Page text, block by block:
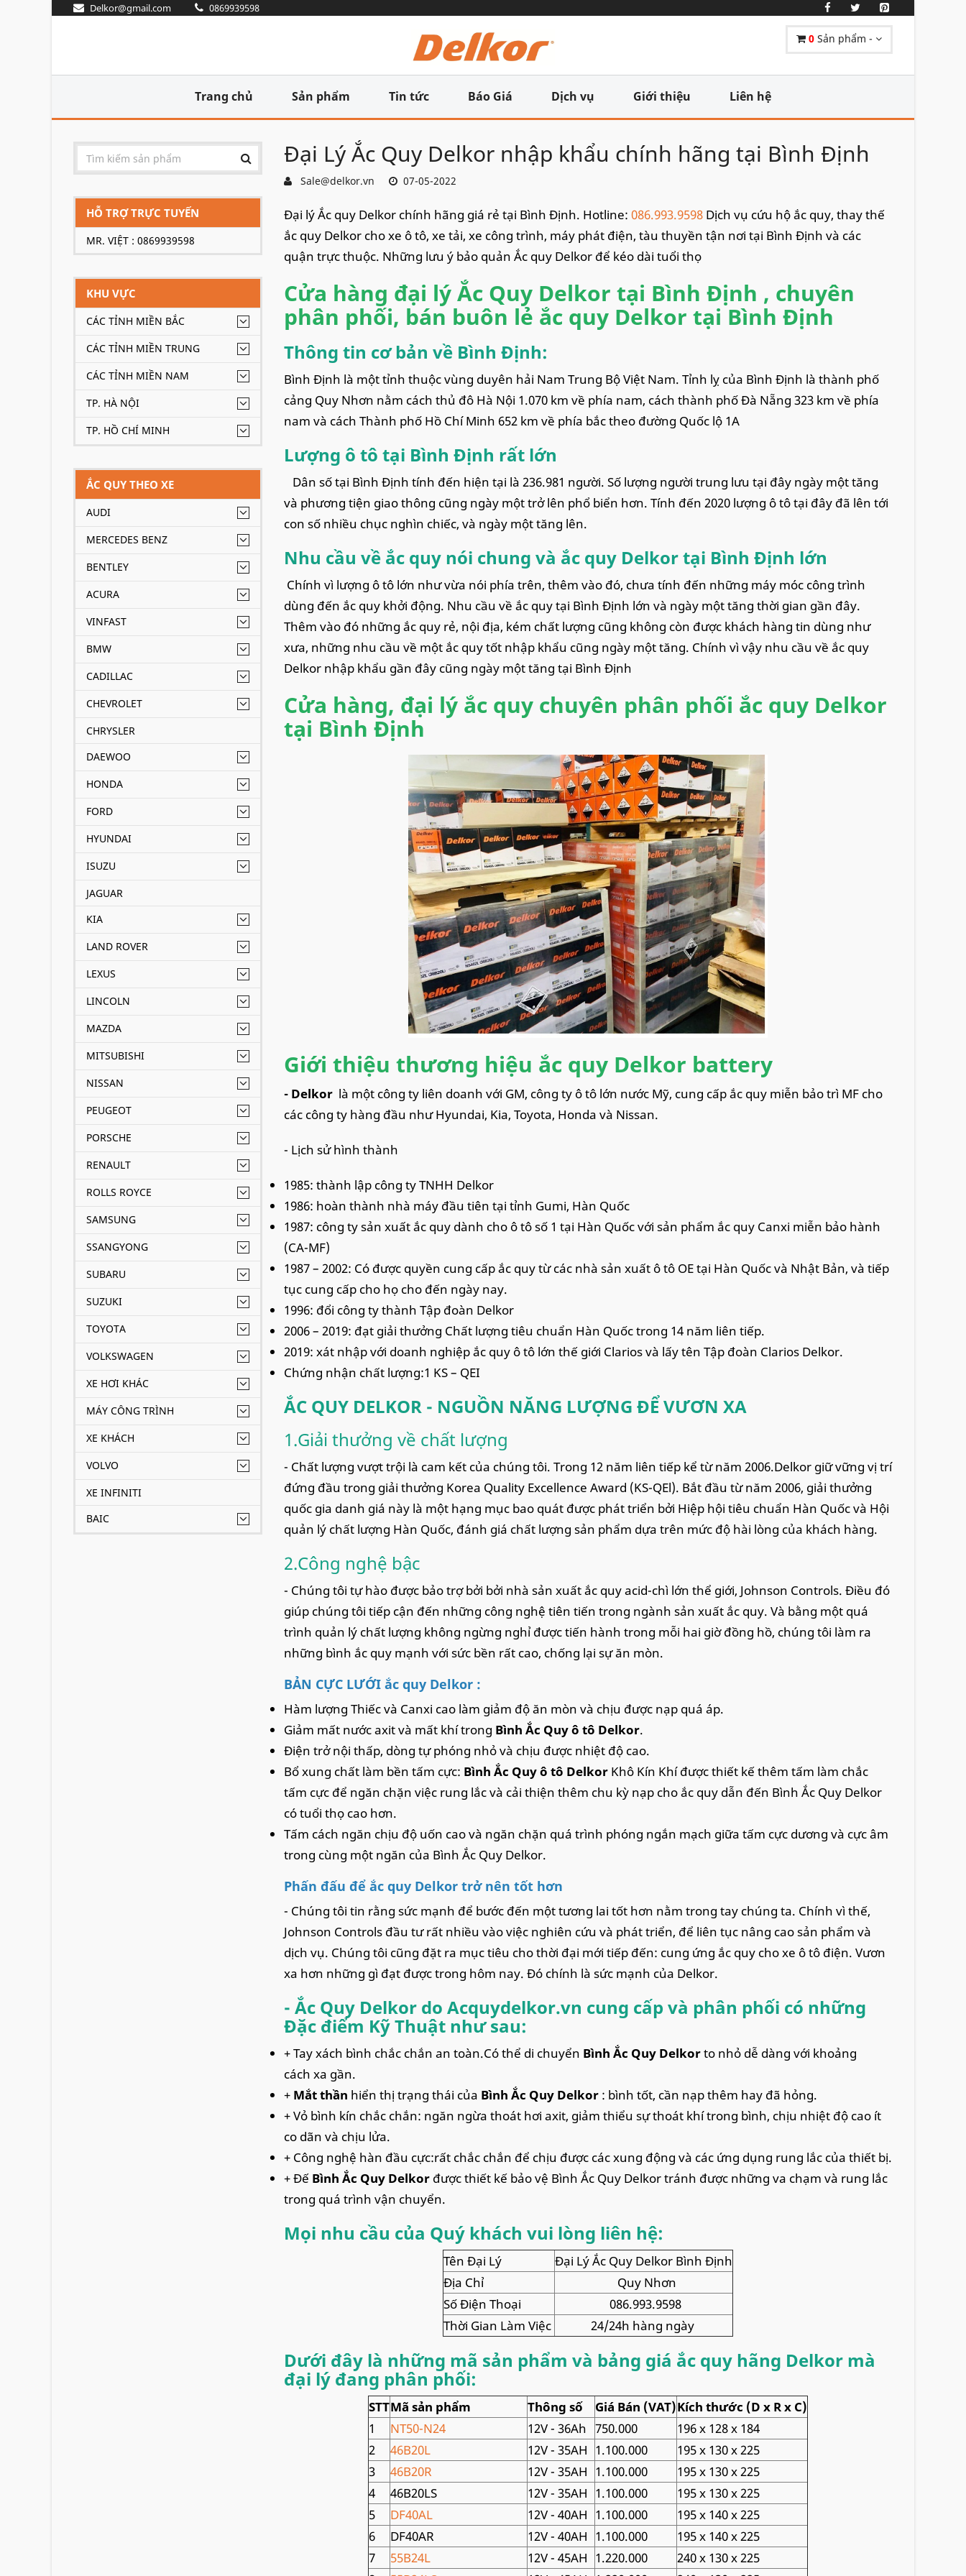
Delkor@gmail.com 0869939598
0 Sản phẩm -
Trang chủ Sản phẩm Tin tức Báo Giá Dịch vụ Giới thiệu Liên hệ
HỖ TRỢ TRỰC TUYẾN
MR. VIỆT : 0869939598
KHU VỰC
CÁC TỈNH MIỀN BẮC
CÁC TỈNH MIỀN TRUNG
CÁC TỈNH MIỀN NAM
TP. HÀ NỘI
TP. HỒ CHÍ MINH
ẮC QUY THEO XE
AUDI
MERCEDES BENZ
BENTLEY
ACURA
VINFAST
BMW
CADILLAC
CHEVROLET
CHRYSLER
DAEWOO
HONDA
FORD
HYUNDAI
ISUZU
JAGUAR
KIA
LAND ROVER
LEXUS
LINCOLN
MAZDA
MITSUBISHI
NISSAN
PEUGEOT
PORSCHE
RENAULT
ROLLS ROYCE
SAMSUNG
SSANGYONG
SUBARU
SUZUKI
TOYOTA
VOLKSWAGEN
XE HƠI KHÁC
MÁY CÔNG TRÌNH
XE KHÁCH
VOLVO
XE INFINITI
BAIC
Đại Lý Ắc Quy Delkor nhập khẩu chính hãng tại Bình Định
Sale@delkor.vn 07-05-2022
Đại lý Ắc quy Delkor chính hãng giá rẻ tại Bình Định. Hotline: 086.993.9598Dịch vụ cứu hộ ắc quy, thay thế
ắc quy Delkor cho xe ô tô, xe tải, xe công trình, máy phát điện, tàu thuyền tận nơi tại Bình Định và các
quận trực thuộc. Những lưu ý bảo quản Ắc quy Delkor để kéo dài tuổi thọ
Cửa hàng đại lý Ắc Quy Delkor tại Bình Định , chuyên
phân phối, bán buôn lẻ ắc quy Delkor tại Bình Định
Thông tin cơ bản về Bình Định:
Bình Định là một tỉnh thuộc vùng duyên hải Nam Trung Bộ Việt Nam. Tỉnh lỵ của Bình Định là thành phố
cảng Quy Nhơn nằm cách thủ đô Hà Nội 1.070 km về phía nam, cách thành phố Đà Nẵng 323 km về phía
nam và cách Thành phố Hồ Chí Minh 652 km về phía bắc theo đường Quốc lộ 1A
Lượng ô tô tại Bình Định rất lớn
Dân số tại Bình Định tính đến hiện tại là 236.981 người. Số lượng người trung lưu tại đây ngày một tăng
và phương tiện giao thông cũng ngày một trở lên phổ biển hơn. Tính đến 2020 lượng ô tô tại đây đã lên tới
con số nhiều chục nghìn chiếc, và ngày một tăng lên.
Nhu cầu về ắc quy nói chung và ắc quy Delkor tại Bình Định lớn
Chính vì lượng ô tô lớn như vừa nói phía trên, thêm vào đó, chưa tính đến những máy móc công trình
dùng đến ắc quy khởi động. Nhu cầu về ắc quy tại Bình Định lớn và ngày một tăng thời gian gần đây.
Thêm vào đó những ắc quy rẻ, nội địa, kém chất lượng cũng không còn được khách hàng tin dùng như
xưa, những nhu cầu về một ắc quy tốt nhập khẩu cũng ngày một tăng. Chính vì vậy nhu cầu về ắc quy
Delkor nhập khẩu gần đây cũng ngày một tăng tại Bình Định
Cửa hàng, đại lý ắc quy chuyên phân phối ắc quy Delkor
tại Bình Định
Giới thiệu thương hiệu ắc quy Delkor battery
- Delkor là một công ty liên doanh với GM, công ty ô tô lớn nước Mỹ, cung cấp ắc quy miễn bảo trì MF cho
các công ty hàng đầu như Hyundai, Kia, Toyota, Honda và Nissan.
- Lịch sử hình thành
1985: thành lập công ty TNHH Delkor
1986: hoàn thành nhà máy đầu tiên tại tỉnh Gumi, Hàn Quốc
1987: công ty sản xuất ắc quy dành cho ô tô số 1 tại Hàn Quốc với sản phẩm ắc quy Canxi miễn bảo hành
(CA-MF)
1987 – 2002: Có được quyền cung cấp ắc quy từ các nhà sản xuất ô tô OE tại Hàn Quốc và Nhật Bản, và tiếp
tục cung cấp cho họ cho đến ngày nay.
1996: đổi công ty thành Tập đoàn Delkor
2006 – 2019: đạt giải thưởng Chất lượng tiêu chuẩn Hàn Quốc trong 14 năm liên tiếp.
2019: xát nhập với doanh nghiệp ắc quy ô tô lớn thế giới Clarios và lấy tên Tập đoàn Clarios Delkor.
Chứng nhận chất lượng:1 KS – QEI
ẮC QUY DELKOR - NGUỒN NĂNG LƯỢNG ĐỂ VƯƠN XA
1.Giải thưởng về chất lượng
- Chất lượng vượt trội là cam kết của chúng tôi. Trong 12 năm liên tiếp kể từ năm 2006.Delkor giữ vững vị trí
đứng đầu trong giải thưởng Korea Quality Excellence Award (KS-QEl). Bắt đầu từ năm 2006, giải thưởng
quốc gia danh giá này là một hạng mục bao quát được phát triển bởi Hiệp hội tiêu chuẩn Hàn Quốc và Hội
quản lý chất lượng Hàn Quốc, đánh giá chất lượng sản phẩm dựa trên mức độ hài lòng của khách hàng.
2.Công nghệ bậc
- Chúng tôi tự hào được bảo trợ bởi bởi nhà sản xuất ắc quy acid-chì lớn thể giới, Johnson Controls. Điều đó
giúp chúng tôi tiếp cận đến những công nghệ tiên tiến trong ngành sản xuất ắc quy. Và bằng một quá
trình quản lý chất lượng không ngừng nghỉ được tiến hành trong mỗi hai giờ đồng hồ, chúng tôi làm ra
những bình ắc quy mạnh với sức bền rất cao, chống lại sự ăn mòn.
BẢN CỰC LƯỚI ắc quy Delkor :
Hàm lượng Thiếc và Canxi cao làm giảm độ ăn mòn và chịu được nạp quá áp.
Giảm mất nước axit và mất khí trong Bình Ắc Quy ô tô Delkor.
Điện trở nội thấp, dòng tự phóng nhỏ và chịu được nhiệt độ cao.
Bổ xung chất làm bền tấm cực: Bình Ắc Quy ô tô DelkorKhô Kín Khí được thiết kế thêm tấm làm chắc
tấm cực để ngăn chặn việc rung lắc và cải thiện thêm chu kỳ nạp cho ắc quy dẫn đến Bình Ắc Quy Delkor
có tuổi thọ cao hơn.
Tấm cách ngăn chịu độ uốn cao và ngăn chặn quá trình phóng ngắn mạch giữa tấm cực dương và cực âm
trong cùng một ngăn của Bình Ắc Quy Delkor.
Phấn đấu để ắc quy Delkor trở nên tốt hơn
- Chúng tôi tin rằng sức mạnh để bước đến một tương lai tốt hơn nằm trong tay chúng ta. Chính vì thế,
Johnson Controls đầu tư rất nhiều vào việc nghiên cứu và phát triển, để liên tục nâng cao sản phẩm và
dịch vụ. Chúng tôi cũng đặt ra mục tiêu cho thời đại mới tiếp đến: cung ứng ắc quy cho xe ô tô điện. Vươn
xa hơn những gì đạt được trong hôm nay. Đó chính là sức mạnh của Delkor.
- Ắc Quy Delkor do Acquydelkor.vn cung cấp và phân phối có những
Đặc điểm Kỹ Thuật như sau:
+ Tay xách bình chắc chắn an toàn.Có thể di chuyển Bình Ắc Quy Delkorto nhỏ dễ dàng với khoảng
cách xa gần.
+ Mắt thần hiển thị trạng thái của Bình Ắc Quy Delkor : bình tốt, cần nạp thêm hay đã hỏng.
+ Vỏ bình kín chắc chắn: ngăn ngừa thoát hơi axit, giảm thiểu sự thoát khí trong bình, chịu nhiệt độ cao ít
co dãn và chịu lửa.
+ Công nghệ hàn đầu cực:rất chắc chắn để chịu được các xung động và các ứng dụng rung lắc của thiết bị.
+ Đế Bình Ắc Quy Delkorđược thiết kế bảo vệ Bình Ắc Quy Delkor tránh được những va chạm và rung lắc
trong quá trình vận chuyển.
Mọi nhu cầu của Quý khách vui lòng liên hệ:
Tên Đại Lý
Đại Lý Ắc Quy Delkor Bình Định
Địa Chỉ
Quy Nhơn
Số Điện Thoại
086.993.9598
Thời Gian Làm Việc
24/24h hàng ngày
Dưới đây là những mã sản phẩm và bảng giá ắc quy hãng Delkor mà
đại lý đang phân phối:
STTMã sản phẩm Thông số Giá Bán (VAT)Kích thước (D x R x C)
1
NT50-N24 12V - 36Ah 750.000
196 x 128 x 184
2
46B20L 12V - 35AH 1.100.000
195 x 130 x 225
3
46B20R 12V - 35AH 1.100.000
195 x 130 x 225
4
46B20LS 12V - 35AH 1.100.000
195 x 130 x 225
5
DF40AL 12V - 40AH 1.100.000
195 x 140 x 225
6
DF40AR 12V - 40AH 1.100.000
195 x 140 x 225
7
55B24L 12V - 45AH 1.220.000
240 x 130 x 225